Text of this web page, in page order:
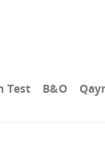
Test В&О